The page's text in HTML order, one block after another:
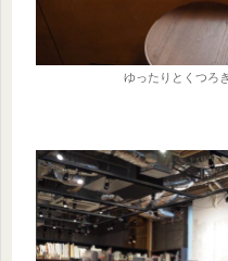
ゆったりとくつろ